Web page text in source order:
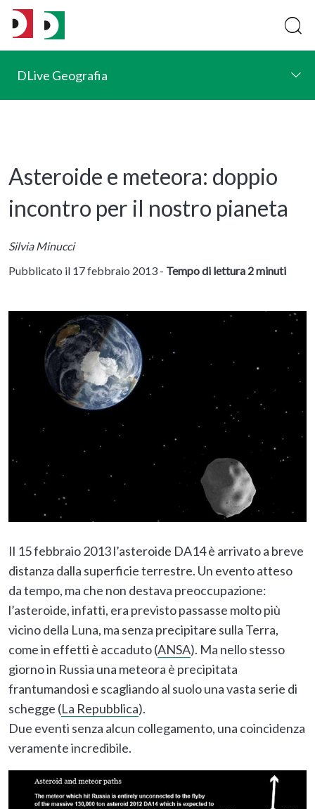
DLive Geografia
Asteroide e meteora: doppio
incontro per il nostro pianeta
Silvia Minucci
Pubblicato il 17 febbraio 2013 - Tempo di lettura 2 minuti
Il 15 febbraio 2013 l’asteroide DA14 è arrivato a breve
distanza dalla superficie terrestre. Un evento atteso
da tempo, ma che non destava preoccupazione:
l’asteroide, infatti, era previsto passasse molto più
vicino della Luna, ma senza precipitare sulla Terra,
come in effetti è accaduto (ANSA). Ma nello stesso
giorno in Russia una meteora è precipitata
frantumandosi e scagliando al suolo una vasta serie di
schegge (La Repubblica).
Due eventi senza alcun collegamento, una coincidenza
veramente incredibile.